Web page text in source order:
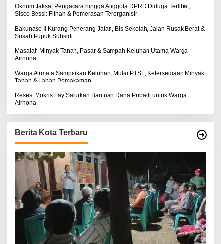
:Oknum Jaksa, Pengacara hingga Anggota DPRD Diduga Terlibat,
Sisco Bessi: Fitnah & Pemerasan Terorganisir
Bakunase II Kurang Penerang Jalan, Bis Sekolah, Jalan Rusak Berat &
Susah Pupuk Subsidi
Masalah Minyak Tanah, Pasar & Sampah Keluhan Utama Warga
Airnona
Warga Airmata Sampaikan Keluhan, Mulai PTSL, Ketersediaan Minyak
Tanah & Lahan Pemakaman
Reses, Mokris Lay Salurkan Bantuan Dana Pribadi untuk Warga
Airnona
Berita Kota Terbaru